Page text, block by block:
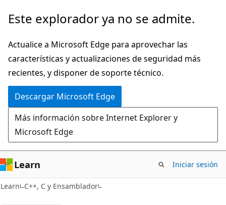
Ir
contenido
principal
Este explorador ya no se admite.
Actualice a Microsoft Edge para aprovechar las
características y actualizaciones de seguridad más
recientes, y disponer de soporte técnico.
Descargar Microsoft Edge
Más información sobre Internet Explorer y
Microsoft Edge
Learn Iniciar sesión
Learn C++, C y Ensamblador